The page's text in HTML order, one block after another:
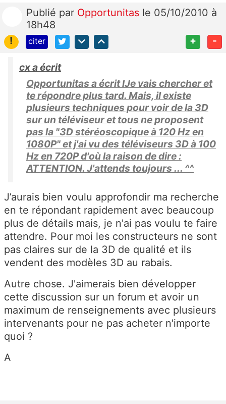
Publié par Opportunitas le 05/10/2010 à
18h48
!
citer + -
cx a écrit
Opportunitas a écrit lJe vais chercher et
te répondre plus tard. Mais, il existe
plusieurs techniques pour voir de la 3D
sur un téléviseur et tous ne proposent
pas la "3D stéréoscopique à 120 Hz en
1080P" et j'ai vu des téléviseurs 3D à 100
Hz en 720P d'où la raison de dire :
ATTENTION. J'attends toujours ... ^^
J’aurais bien voulu approfondir ma recherche
en te répondant rapidement avec beaucoup
plus de détails mais, je n'ai pas voulu te faire
attendre. Pour moi les constructeurs ne sont
pas claires sur de la 3D de qualité et ils
vendent des modèles 3D au rabais.
Autre chose. J'aimerais bien développer
cette discussion sur un forum et avoir un
maximum de renseignements avec plusieurs
intervenants pour ne pas acheter n'importe
quoi ?
A